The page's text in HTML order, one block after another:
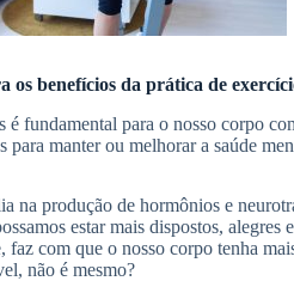
os benefícios da prática de
é fundamental para o nosso corpo
manter ou melhorar a saúde
na produção de hormônios e
estar mais dispostos, alegres
com que o nosso corpo tenha
não é mesmo?